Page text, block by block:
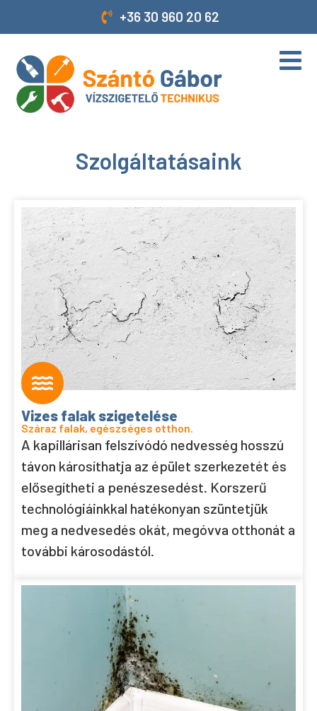
+36 30 960 20 62
Szolgáltatásaink
Vizes falak szigetelése
Száraz falak, egészséges otthon.
A kapillárisan felszívódó nedvesség hosszú
távon károsíthatja az épület szerkezetét és
elősegítheti a penészesedést. Korszerű
technológiáinkkal hatékonyan szüntetjük
meg a nedvesedés okát, megóvva otthonát a
további károsodástól.